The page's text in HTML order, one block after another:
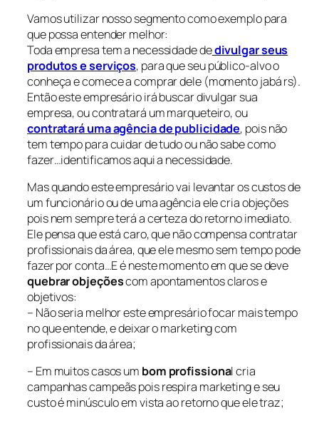
Vamos utilizar nosso segmento como exemplo para
que possa entender melhor:
Toda empresa tem a necessidade dedivulgar seus
produtos e serviços, para que seu público-alvo o
conheça e comece a comprar dele (momento jabá rs).
Então este empresário irá buscar divulgar sua
empresa, ou contratará um marqueteiro, ou
contratará uma agência de publicidade, pois não
tem tempo para cuidar de tudo ou não sabe como
fazer…identificamos aqui a necessidade.
Mas quando este empresário vai levantar os custos de
um funcionário ou de uma agência ele cria objeções
pois nem sempre terá a certeza do retorno imediato.
Ele pensa que está caro, que não compensa contratar
profissionais da área, que ele mesmo sem tempo pode
fazer por conta…E é neste momento em que se deve
quebrar objeçõescom apontamentos claros e
objetivos:
– Não seria melhor este empresário focar mais tempo
no que entende, e deixar o marketing com
profissionais da área;
– Em muitos casos um bom profissional cria
campanhas campeãs pois respira marketing e seu
custo é minúsculo em vista ao retorno que ele traz;